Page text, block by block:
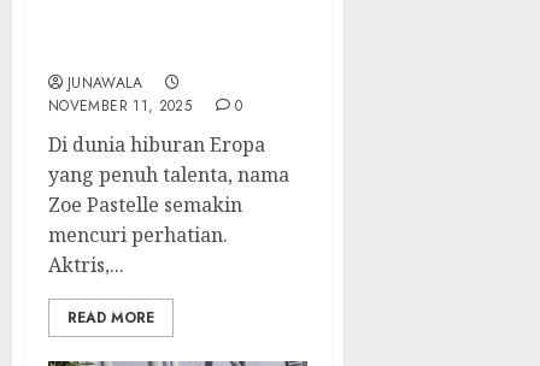
JUNAWALA
NOVEMBER 11, 2025
0
Di dunia hiburan Eropa
yang penuh talenta, nama
Zoe Pastelle semakin
mencuri perhatian.
Aktris,...
READ MORE